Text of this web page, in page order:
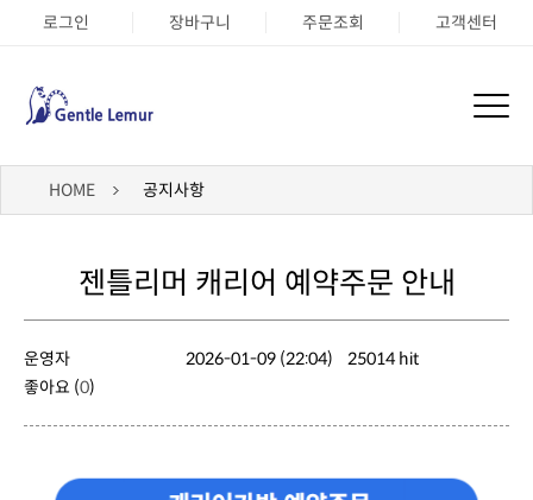
로그인 장바구니 주문조회 고객센터
HOME 공지사항
젠틀리머 캐리어 예약주문 안내
운영자 2026-01-09 (22:04)
25014 hit
좋아요 (0)